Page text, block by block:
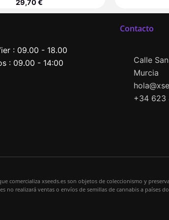
29,70€
: 09.00 - 18.00
: 09.00 - 14:00
Contacto
Calle
Murcia
+34 623
comercializa xseeds.es son objetos de coleccionismo y
no realizará ventas o envíos de semillas de cannabis a países